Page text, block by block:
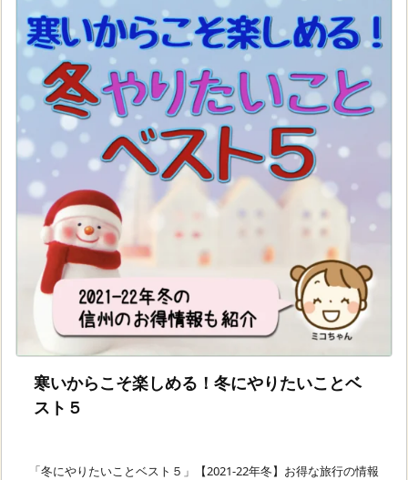
寒いからこそ楽しめる！冬にやりたいことベ
スト５
「冬にやりたいことベスト５」【2021-22年冬】お得な旅行の情報